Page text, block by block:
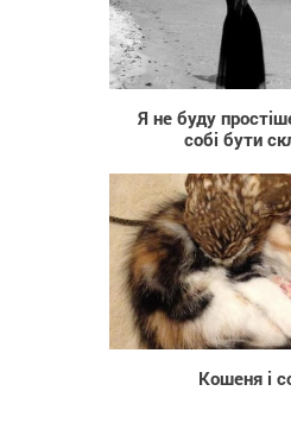
Я не буду
собі бути
Кошеня і